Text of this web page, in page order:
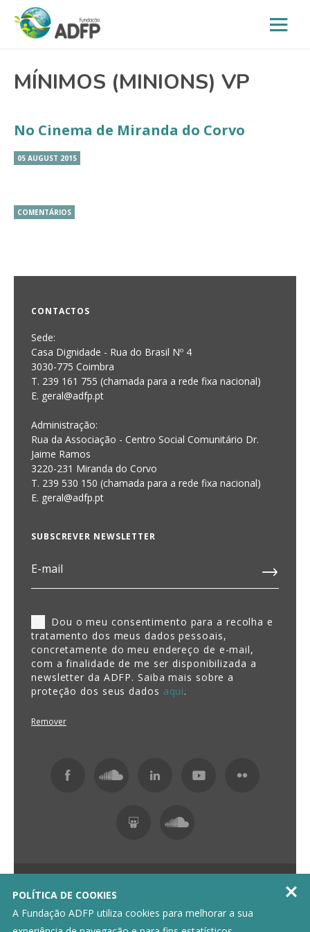
POLÍTICA DE COOKIES
A Fundação ADFP utiliza cookies para melhorar a sua

MÍNIMOS (MINIONS) VP
No Cinema de Miranda do Corvo
05 AUGUST 2015
COMENTÁRIOS
CONTACTOS
Sede:
Casa Dignidade - Rua do Brasil Nº 4
3030-775 Coimbra
T. 239 161 755 (chamada para a rede fixa nacional)
E. geral@adfp.pt
Administração:
Rua da Associação - Centro Social Comunitário Dr.
Jaime Ramos
3220-231 Miranda do Corvo
T. 239 530 150 (chamada para a rede fixa nacional)
E. geral@adfp.pt
SUBSCREVER NEWSLETTER
Dou o meu consentimento para a recolha e
tratamento dos meus dados pessoais,
concretamente do meu endereço de e-mail,
com a finalidade de me ser disponibilizada a
newsletter da ADFP. Saiba mais sobre a
proteção dos seus dados aqui.
Remover
Política de Privacidade